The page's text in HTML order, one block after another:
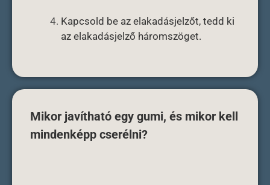
Kapcsold be az elakadásjelzőt, tedd ki
az elakadásjelző háromszöget.
Mikor javítható egy gumi, és mikor kell
mindenképp cserélni?